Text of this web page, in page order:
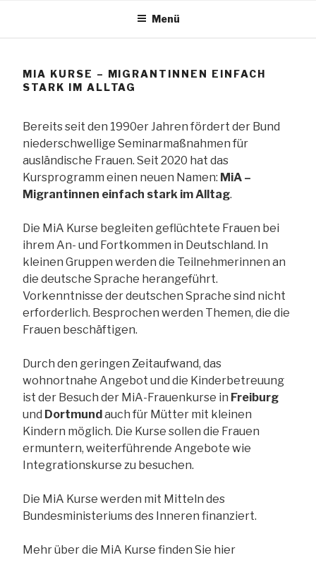
The African Network of Germany
Menü
MIA KURSE – MIGRANTINNEN EINFACH
STARK IM ALLTAG
Bereits seit den 1990er Jahren fördert der Bund
niederschwellige Seminarmaßnahmen für
ausländische Frauen. Seit 2020 hat das
Kursprogramm einen neuen Namen: MiA –
Migrantinnen einfach stark im Alltag.
Die MiA Kurse begleiten geflüchtete Frauen bei
ihrem An- und Fortkommen in Deutschland. In
kleinen Gruppen werden die Teilnehmerinnen an
die deutsche Sprache herangeführt.
Vorkenntnisse der deutschen Sprache sind nicht
erforderlich. Besprochen werden Themen, die die
Frauen beschäftigen.
Durch den geringen Zeitaufwand, das
wohnortnahe Angebot und die Kinderbetreuung
ist der Besuch der MiA-Frauenkurse in Freiburg
und Dortmundauch für Mütter mit kleinen
Kindern möglich. Die Kurse sollen die Frauen
ermuntern, weiterführende Angebote wie
Integrationskurse zu besuchen.
Die MiA Kurse werden mit Mitteln des
Bundesministeriums des Inneren finanziert.
Mehr über die MiA Kurse finden Sie hier